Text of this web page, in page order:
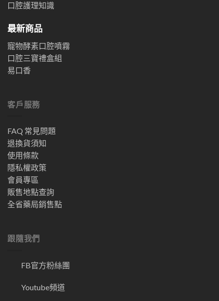
口腔護理知識
最新商品
寵物酵素口腔噴霧
口腔三寶禮盒組
易口香
客戶服務
FAQ 常見問題
退換貨須知
使用條款
隱私權政策
會員專區
販售地點查詢
全省藥局銷售點
跟隨我們
FB官方粉絲團
Youtube頻道